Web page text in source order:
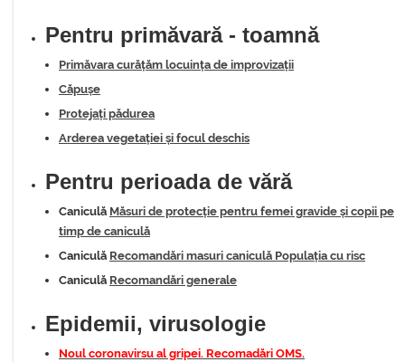
Pentru primăvară - toamnă
Primăvara curățăm locuința de improvizații
Căpușe
Protejați pădurea
Arderea vegetației și focul deschis
Pentru perioada de vără
Caniculă Măsuri de protecție pentru femei gravide și copii pe
timp de caniculă
Caniculă Recomandări masuri caniculă Populația cu risc
Caniculă Recomandări generale
Epidemii, virusologie
Noul coronavirsu al gripei. Recomadări OMS.